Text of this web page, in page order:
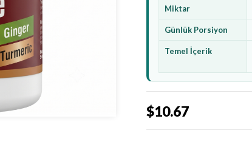
Miktar
Günlük Porsiyon
Temel İçerik
$10.67